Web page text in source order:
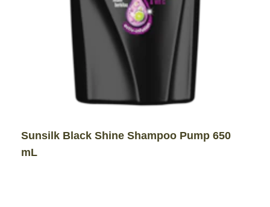
Sunsilk Black Shine Shampoo Pump 650
mL